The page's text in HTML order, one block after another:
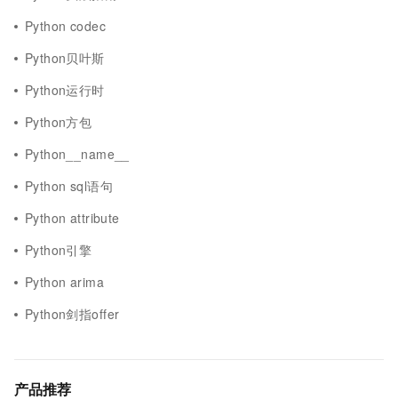
Python codec
Python贝叶斯
Python运行时
Python方包
Python__name__
Python sql语句
Python attribute
Python引擎
Python arima
Python剑指offer
产品推荐